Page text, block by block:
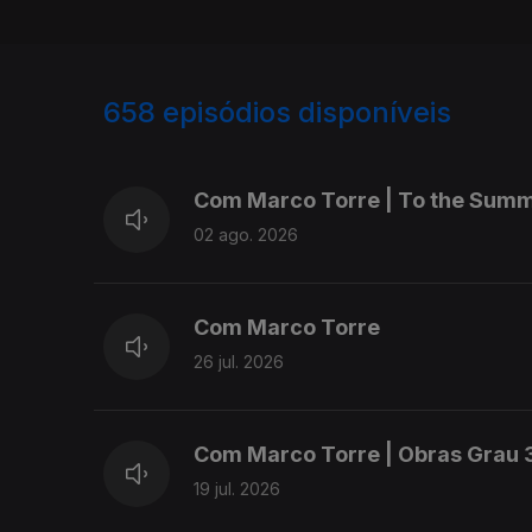
658 episódios disponíveis
Com Marco Torre | To the
02 ago. 2026
Com Marco Torre
26 jul. 2026
Com Marco Torre | Obras Grau
19 jul. 2026